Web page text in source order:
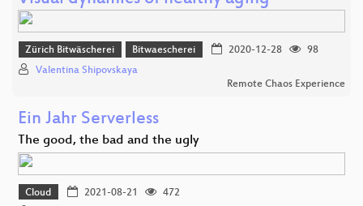
Zürich Bitwäscherei Bitwaescherei 2020-12-28
98
Valentina Shipovskaya
Remote Chaos Experience
Ein Jahr Serverless
The good, the bad and the ugly
Cloud 2021-08-21
472